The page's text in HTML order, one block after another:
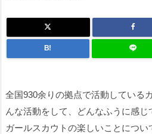
B!
全国930余りの拠点で活動している
んな活動をして、どんなふうに感じ
ガールスカウトの楽しいことにつ